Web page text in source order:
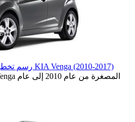
رسم تخطيطي للصمامات والمرحلات KIA Venga (2010-2017)